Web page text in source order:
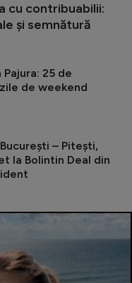
cu contribuabilii:
și semnătură
25 de
de weekend
– Pitești,
la Bolintin Deal din